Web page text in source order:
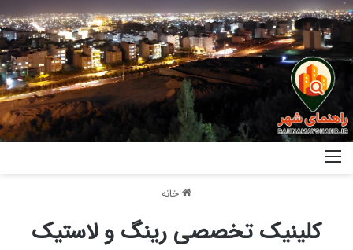
خانه
کلینیک تخصصی رینگ و لاستیک